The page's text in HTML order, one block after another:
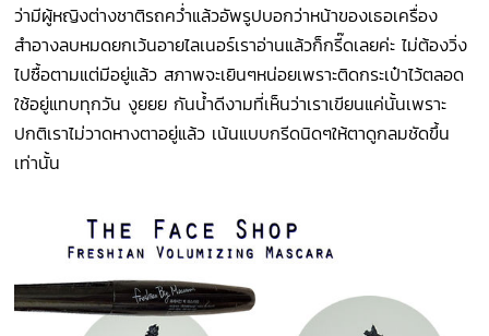
ว่ามีผู้หญิงต่างชาติรถคว่ำแล้วอัพรูปบอกว่าหน้าของเธอเครื่อง
สำอางลบหมดยกเว้นอายไลเนอร์เราอ่านแล้วก็กรี๊ดเลยค่ะ ไม่ต้องวิ่ง
ไปซื้อตามแต่มีอยู่แล้ว สภาพจะเยินๆหน่อยเพราะติดกระเป๋าไว้ตลอด
ใช้อยู่แทบทุกวัน งูยยย กันน้ำดีงามที่เห็นว่าเราเขียนแค่นั้นเพราะ
ปกติเราไม่วาดหางตาอยู่แล้ว เน้นแบบกรีดนิดๆให้ตาดูกลมชัดขึ้น
เท่านั้น